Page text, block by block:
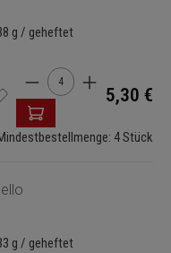
g / geheftet
Produkt Anzahl: Gib
5,30 €
4 Stück
g / geheftet